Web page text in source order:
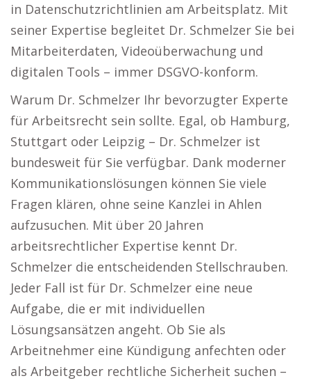
in Datenschutzrichtlinien am Arbeitsplatz. Mit
seiner Expertise begleitet Dr. Schmelzer Sie bei
Mitarbeiterdaten, Videoüberwachung und
digitalen Tools – immer DSGVO-konform.
Warum Dr. Schmelzer Ihr bevorzugter Experte
für Arbeitsrecht sein sollte. Egal, ob Hamburg,
Stuttgart oder Leipzig – Dr. Schmelzer ist
bundesweit für Sie verfügbar. Dank moderner
Kommunikationslösungen können Sie viele
Fragen klären, ohne seine Kanzlei in Ahlen
aufzusuchen. Mit über 20 Jahren
arbeitsrechtlicher Expertise kennt Dr.
Schmelzer die entscheidenden Stellschrauben.
Jeder Fall ist für Dr. Schmelzer eine neue
Aufgabe, die er mit individuellen
Lösungsansätzen angeht. Ob Sie als
Arbeitnehmer eine Kündigung anfechten oder
als Arbeitgeber rechtliche Sicherheit suchen –